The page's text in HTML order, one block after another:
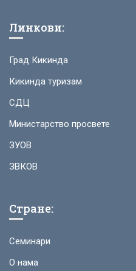
Линкови:
Град Кикинда
Кикинда туризам
СДЦ
Министарство просвете
ЗУОВ
ЗВКОВ
Стране:
Семинари
О нама